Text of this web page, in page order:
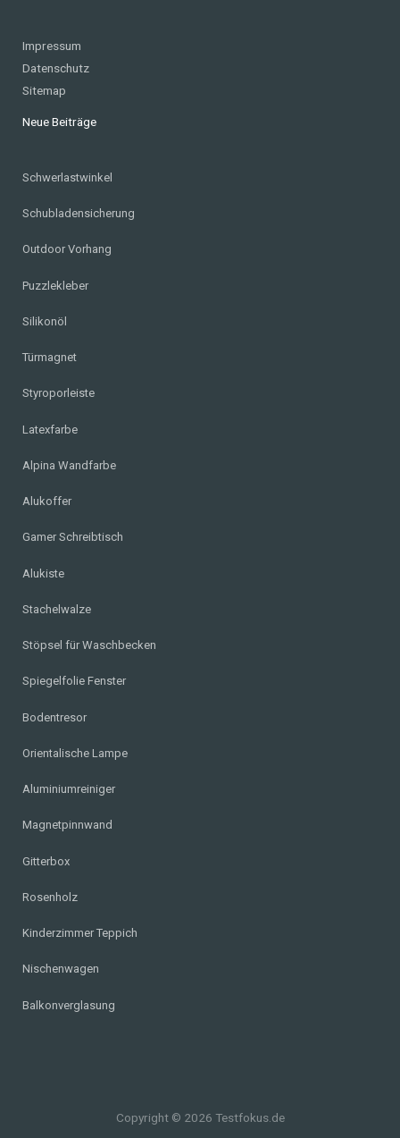
Impressum
Datenschutz
Sitemap
Neue Beiträge
Schwerlastwinkel
Schubladensicherung
Outdoor Vorhang
Puzzlekleber
Silikonöl
Türmagnet
Styroporleiste
Latexfarbe
Alpina Wandfarbe
Alukoffer
Gamer Schreibtisch
Alukiste
Stachelwalze
Stöpsel für Waschbecken
Spiegelfolie Fenster
Bodentresor
Orientalische Lampe
Aluminiumreiniger
Magnetpinnwand
Gitterbox
Rosenholz
Kinderzimmer Teppich
Nischenwagen
Balkonverglasung
Copyright © 2026 Testfokus.de